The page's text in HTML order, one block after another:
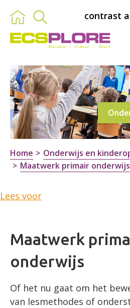
contrast
Home
Onderwijs en
Maatwerk primair onderwijs
Lees voor
Maatwerk
onderwijs
Of het nu gaat om het
van lesmethodes of